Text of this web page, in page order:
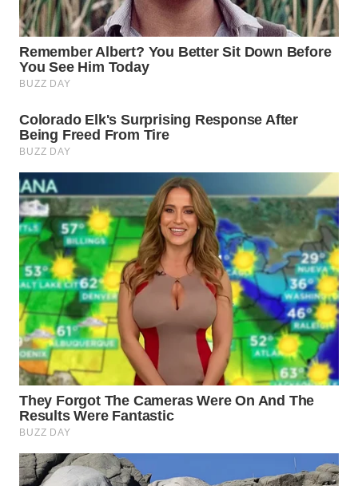
WN
PRIANGAN
TIMUR
WN
WN
WN
BOROBUDUR
WN
MADURA
WN
SURABAYA
WN
NATUNA
WN
BINTAN